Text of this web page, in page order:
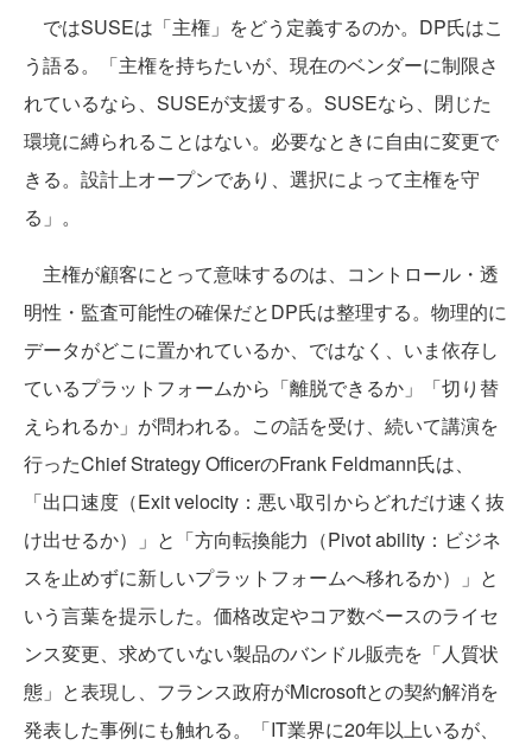
ではSUSEは「主権」をどう定義するのか。DP氏はこ
う語る。「主権を持ちたいが、現在のベンダーに制限さ
れているなら、SUSEが支援する。SUSEなら、閉じた
環境に縛られることはない。必要なときに自由に変更で
きる。設計上オープンであり、選択によって主権を守
る」。
主権が顧客にとって意味するのは、コントロール・透
明性・監査可能性の確保だとDP氏は整理する。物理的に
データがどこに置かれているか、ではなく、いま依存し
ているプラットフォームから「離脱できるか」「切り替
えられるか」が問われる。この話を受け、続いて講演を
行ったChief Strategy OfficerのFrank Feldmann氏は、
「出口速度（Exit velocity：悪い取引からどれだけ速く抜
け出せるか）」と「方向転換能力（Pivot ability：ビジネ
スを止めずに新しいプラットフォームへ移れるか）」と
いう言葉を提示した。価格改定やコア数ベースのライセ
ンス変更、求めていない製品のバンドル販売を「人質状
態」と表現し、フランス政府がMicrosoftとの契約解消を
発表した事例にも触れる。「IT業界に20年以上いるが、